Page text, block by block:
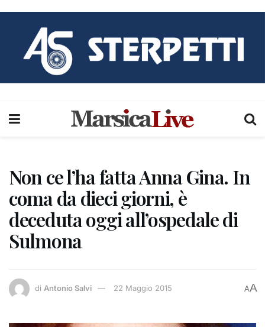
Non ce l’ha fatta Anna Gina. In
coma da dieci giorni, è
deceduta oggi all’ospedale di
Sulmona
di Antonio Salvi 22 Maggio 2015 AA